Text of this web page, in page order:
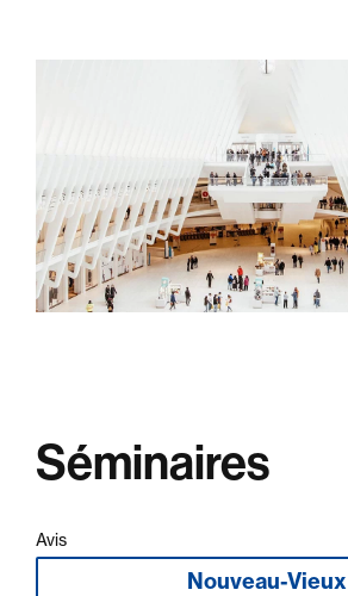
Séminaires
Avis
Nouveau-Vieux